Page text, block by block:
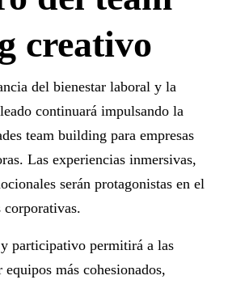
creativo
del bienestar laboral y la
continuará impulsando la
team building para empresas
Las experiencias inmersivas,
serán protagonistas en el
corporativas.
participativo permitirá a las
equipos más cohesionados,